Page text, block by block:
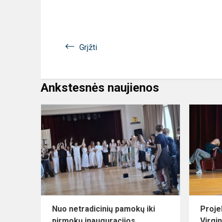
Grįžti
Ankstesnės naujienos
pamokų
iki
pirmokų
Nuo netradicinių pamokų iki